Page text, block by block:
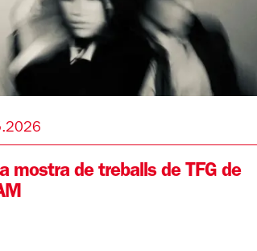
mostra de treballs de TFG de